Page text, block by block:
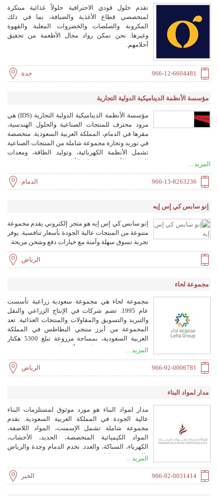
تقدم حلول قودي الاحترافية حلولاً غذائية مبتكرة
لمتخصصي قطاع الأغذية والضيافة، بما في ذلك
المكرونة والصلصات والخضروات المعلبة والقهوة
وغيرها. نحن نمكن رواد مجال الأطعمة من تحقيق
أحلامهم.
966-12-6604481 جدة
مؤسسة الأنظمة الديناميكية الدولية التجارية
مؤسسة الأنظمة الديناميكية الدولية التجارية (IDS) هي
مزود محترف للمنتجات الصناعية والحلول الهندسية،
مقرها في الدمام، المملكة العربية السعودية. متخصصة
في توريد وتجارة مجموعة شاملة من المنتجات الصناعية
تشمل الأنظمة الكهربائية، وتوليد الطاقة، ومعدات
الضخ، والأجهزة، وحلول الأنابيب، ومعدات السلامة،
والبتروكيماويات، وتوليد الطاقة، ومعالجة المياه،
والتصنيع، والبناء، والنقل. تقدم حلولاً متكاملة تشمل
المزيد ...
966-13-8263236 الدمام
إنو سابس كي إس إيه
إنو سابس كي إس إيه هو متجر إلكتروني يقدم مجموعة
متنوعة من المنتجات عالية الجودة بأسعار تنافسية. يوفر
تجربة تسوق سهلة وآمنة مع خيارات دفع وشحن مريحة.
الرياض
مجموعة لحاء
مجموعة لحاء هي مجموعة سعودية زراعية تأسست
عام 1995. تضم شركات في الإنتاج الزراعي والنقل
والتبريد والتسويق والمقاولات والمنتجات الغذائية. تعد
المجموعة من أبرز منتجي البطاطس في المملكة
العربية السعودية، بمساحة مزروعة تبلغ 5300 هكتار
وقدرة تخزين مبرد تتجاوز 30 ألف طن.
المزيد ...
966-92-0006781 الرياض
مدار لمواد البناء
مدار لمواد البناء هو مورد موثوق لمستلزمات البناء
عالية الجودة في المملكة العربية السعودية. نقدم
مجموعة شاملة تشمل الإسمنت، المواد اللاصقة،
المواد الكيميائية المتخصصة، الحديد، الأخشاب،
الكهرباء، السباكة، والعدد. نخدم الدمام وجدة والرياض
والجبيل وما حولها.
المزيد ...
966-92-0031414 الخبر